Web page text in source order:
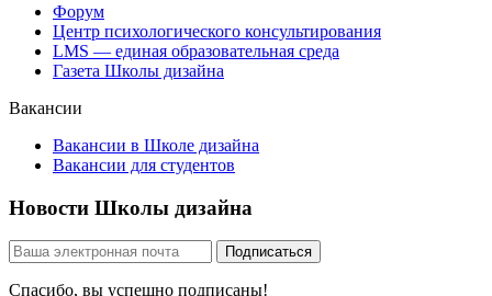
Форум
Центр психологического консультирования
LMS — единая образовательная среда
Газета Школы дизайна
Вакансии
Вакансии в Школе дизайна
Вакансии для студентов
Новости Школы дизайна
Спасибо, вы успешно подписаны!